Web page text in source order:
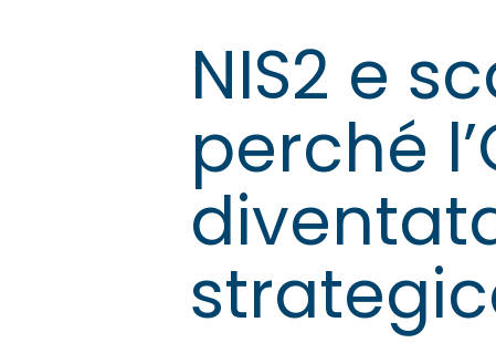
NIS2 e
perché